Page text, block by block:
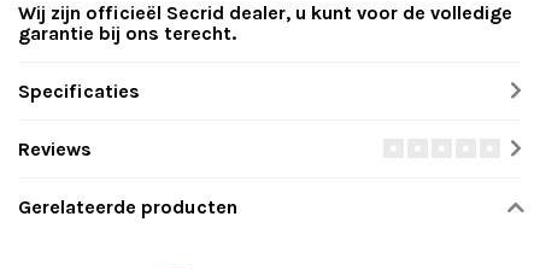
Wij zijn officieël Secrid dealer, u kunt voor de volledige
garantie bij ons terecht.
Specificaties
Reviews
Gerelateerde producten